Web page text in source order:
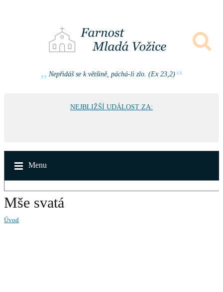
Nepřidáš se k většině, páchá-li zlo. (Ex 23,2)
NEJBLIŽŠÍ UDÁLOST ZA:
Menu
Mše svatá
Úvod